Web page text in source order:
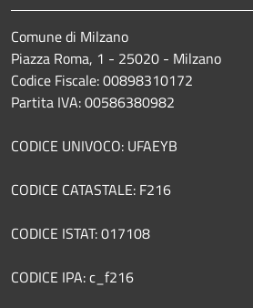
Comune di Milzano
Piazza Roma, 1 - 25020 - Milzano
Codice Fiscale: 00898310172
Partita IVA: 00586380982
CODICE UNIVOCO: UFAEYB
CODICE CATASTALE: F216
CODICE ISTAT: 017108
CODICE IPA: c_f216